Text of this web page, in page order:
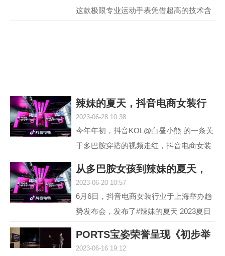
这款极限专业运动手表凭借超高的技术含
辣妹的夏天，抖音电商女装行
2023-06-28 10:38
今年年初，抖音KOL@白昼小熊 的一条关
于多巴胺穿搭的视频走红，抖音电商女装
最终，#多巴胺女孩 ...
从多巴胺女孩到辣妹的夏天，
2023-06-20 10:57
6月6日，抖音电商女装行业于上海举办趋
势发布会，发布了#辣妹的夏天 2023夏日
计，截至目前，#辣...
PORTS宝姿荣誉呈现《初步举
2023-06-16 19:12